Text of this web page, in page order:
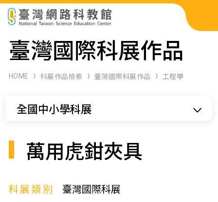
科展作品檢索
科學研習月刊
臺灣國際科展作品
HOME 科展作品檢索 臺灣國際科展作品 工程學
全國中小學科展
萬用虎鉗夾具
科展類別
臺灣國際科展